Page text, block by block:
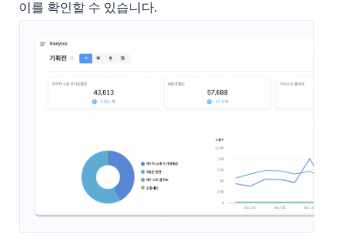
이를 확인할 수 있습니다.